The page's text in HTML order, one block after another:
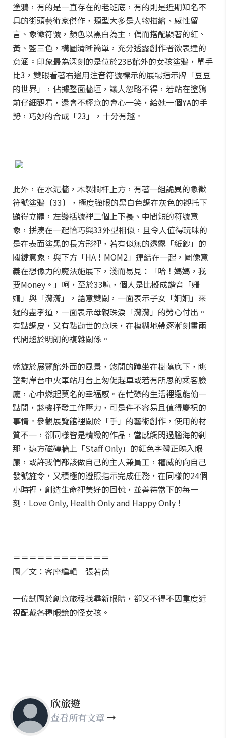
塗鴉，有的是一直存在的老班底，有的則是近期知名不
具的街頭藝術家傑作，類型大多是人物描繪、感性留
言、象徵符號，顏色以黑白為主，偶而搭配顯著的紅、
黃、藍三色，構圖清晰簡單，充分透露創作者欲表達的
意涵。印象最為深刻的是位於23B館外的女孩塗鴉，單手
比3，雙眼看著右邊用注音符號標示的展場指示牌「豆豆
的世界」，佔據整面牆垣，讓人忽略不得，若站在塗鴉
前仔細觀看，還會不經意的會心一笑，給她一個YA的手
勢，巧妙的合成「23」，十分有趣。
此外，在水泥牆，木製欄杆上方，有著一組詭異的象徵
符號塗鴉〔33〕，極度強眼的黑白色調在灰色的襯托下
顯得立體，左邊括號裡二個上下長、中間短的符號意
象，拼湊在一起恰巧與33外型相似，且令人值得玩味的
是在表面塗黑的長方形裡，若有似無的透露「紙鈔」的
關鍵意象，與下方「HA！MOM2」連結在一起，圖像意
義在想像力的魔法施展下，淺而易見：「哈！媽媽，我
要Money。」呵，至於33嘛，個人是比擬成諧音「姍
姍」與「潸潸」，語意雙關，一面表示子女「姍姍」來
遲的盡孝道，一面表示母親珠淚「潸潸」的勞心付出。
有點調皮，又有點勸世的意味，在模糊地帶逐漸刻畫兩
代間趨於明朗的複雜關係。
盤旋於展覽館外面的風景，悠閒的蹲坐在樹蔭底下，眺
望對岸台中火車站月台上匆促趕車或若有所思的乘客臉
龐，心中燃起莫名的幸福感。在忙碌的生活裡還能偷一
點閒，趁機抒發工作壓力，可是件不容易且值得慶祝的
事情。參觀展覽館裡關於「手」的藝術創作，使用的材
質不一，卻同樣皆是精緻的作品，當感觸閃過腦海的剎
那，遠方磁磚牆上「Staff Only」的紅色字體正映入眼
簾，或許我們都該做自己的主人兼員工，權威的向自己
發號施令，又積極的遵照指示完成任務，在同樣的24個
小時裡，創造生命裡美好的回憶，並善待當下的每一
刻，Love Only, Health Only and Happy Only！
＝＝＝＝＝＝＝＝＝＝＝＝
圖／文：客座編輯 張若茵
一位試圖於創意旅程找尋新眼睛，卻又不得不因重度近
視配戴各種眼鏡的怪女孩。
欣旅遊
查看所有文章